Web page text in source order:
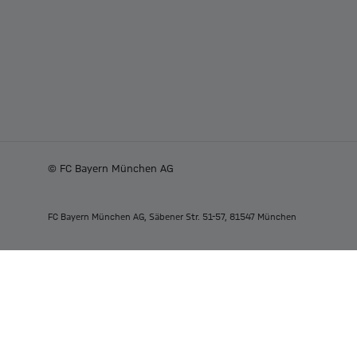
© FC Bayern München AG
FC Bayern München AG, Säbener Str. 51-57, 81547 München